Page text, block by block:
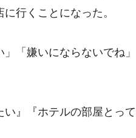
行くことになった。
「嫌いにならないでね」
い』『ホテルの部屋とって